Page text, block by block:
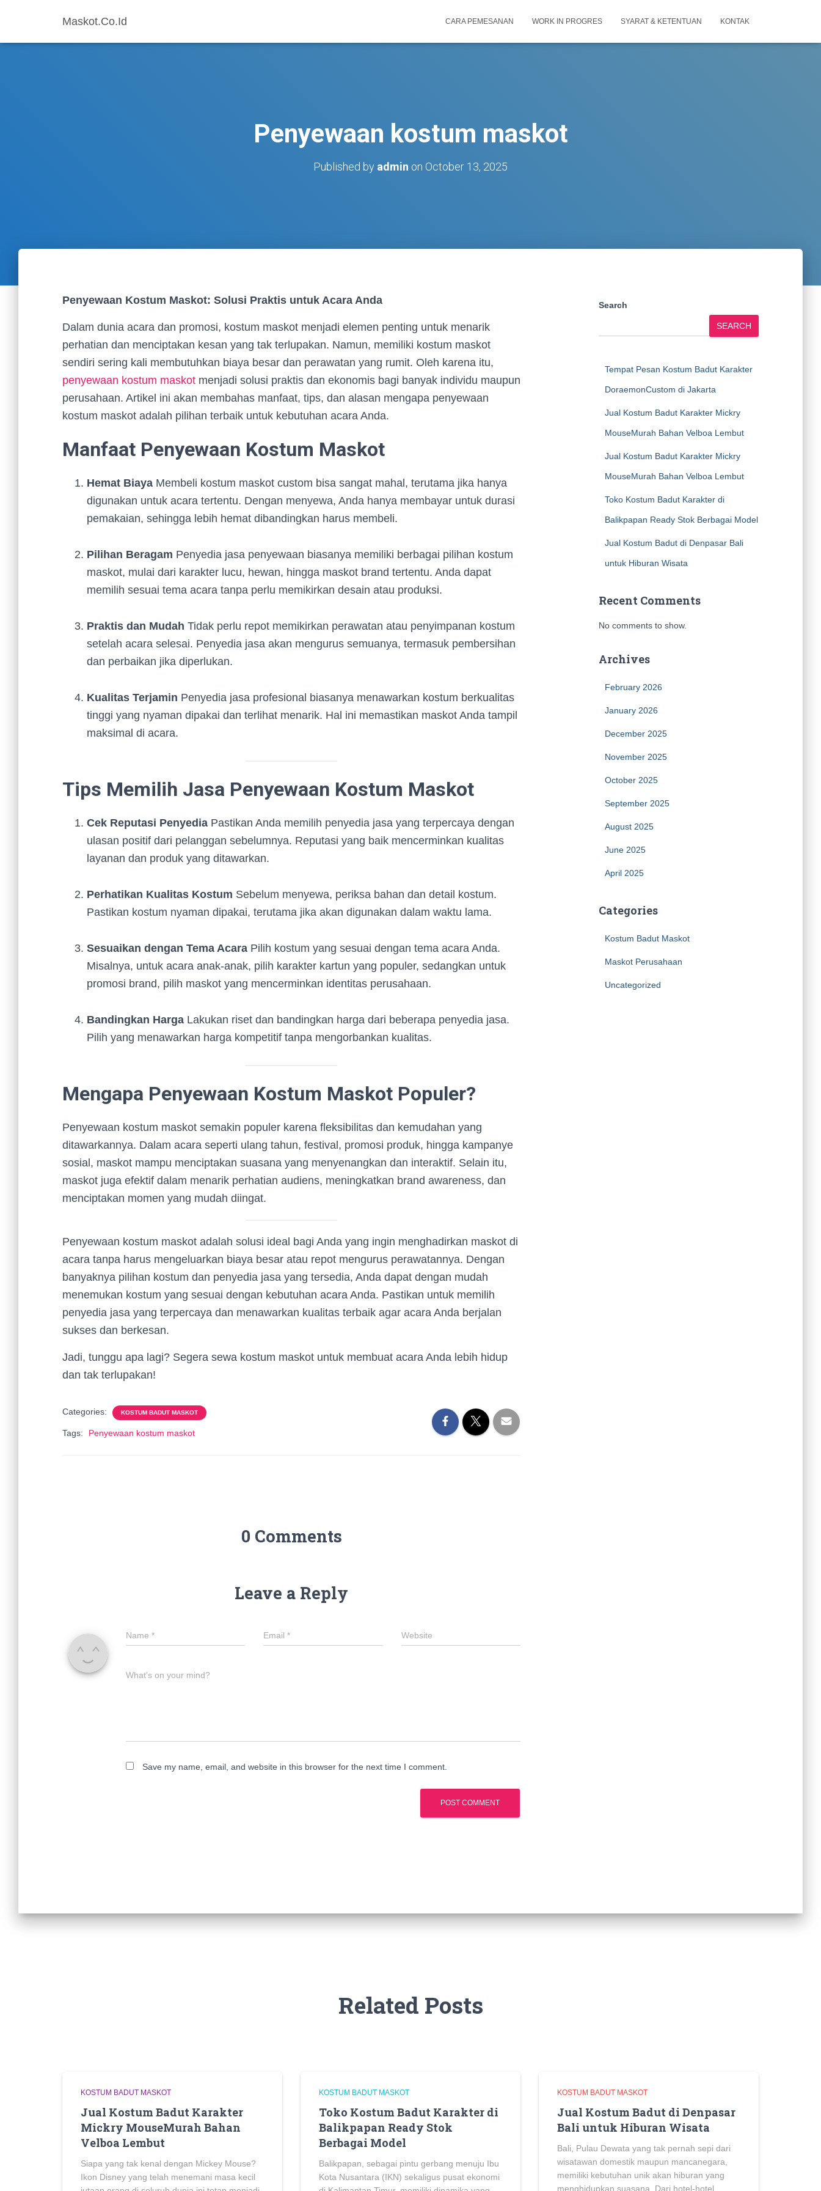
Maskot.Co.Id CARA PEMESANAN WORK IN PROGRES SYARAT & KETENTUAN KONTAK
Penyewaan kostum maskot
Published by admin on October 13, 2025
Penyewaan Kostum Maskot: Solusi Praktis untuk Acara Anda
Dalam dunia acara dan promosi, kostum maskot menjadi elemen penting untuk menarik
perhatian dan menciptakan kesan yang tak terlupakan. Namun, memiliki kostum maskot
sendiri sering kali membutuhkan biaya besar dan perawatan yang rumit. Oleh karena itu,
penyewaan kostum maskot menjadi solusi praktis dan ekonomis bagi banyak individu maupun
perusahaan. Artikel ini akan membahas manfaat, tips, dan alasan mengapa penyewaan
kostum maskot adalah pilihan terbaik untuk kebutuhan acara Anda.
Manfaat Penyewaan Kostum Maskot
Hemat Biaya Membeli kostum maskot custom bisa sangat mahal, terutama jika hanya
digunakan untuk acara tertentu. Dengan menyewa, Anda hanya membayar untuk durasi
pemakaian, sehingga lebih hemat dibandingkan harus membeli.
Pilihan Beragam Penyedia jasa penyewaan biasanya memiliki berbagai pilihan kostum
maskot, mulai dari karakter lucu, hewan, hingga maskot brand tertentu. Anda dapat
memilih sesuai tema acara tanpa perlu memikirkan desain atau produksi.
Praktis dan Mudah Tidak perlu repot memikirkan perawatan atau penyimpanan kostum
setelah acara selesai. Penyedia jasa akan mengurus semuanya, termasuk pembersihan
dan perbaikan jika diperlukan.
Kualitas Terjamin Penyedia jasa profesional biasanya menawarkan kostum berkualitas
tinggi yang nyaman dipakai dan terlihat menarik. Hal ini memastikan maskot Anda tampil
maksimal di acara.
Tips Memilih Jasa Penyewaan Kostum Maskot
Cek Reputasi Penyedia Pastikan Anda memilih penyedia jasa yang terpercaya dengan
ulasan positif dari pelanggan sebelumnya. Reputasi yang baik mencerminkan kualitas
layanan dan produk yang ditawarkan.
Perhatikan Kualitas Kostum Sebelum menyewa, periksa bahan dan detail kostum.
Pastikan kostum nyaman dipakai, terutama jika akan digunakan dalam waktu lama.
Sesuaikan dengan Tema Acara Pilih kostum yang sesuai dengan tema acara Anda.
Misalnya, untuk acara anak-anak, pilih karakter kartun yang populer, sedangkan untuk
promosi brand, pilih maskot yang mencerminkan identitas perusahaan.
Bandingkan Harga Lakukan riset dan bandingkan harga dari beberapa penyedia jasa.
Pilih yang menawarkan harga kompetitif tanpa mengorbankan kualitas.
Mengapa Penyewaan Kostum Maskot Populer?
Penyewaan kostum maskot semakin populer karena fleksibilitas dan kemudahan yang
ditawarkannya. Dalam acara seperti ulang tahun, festival, promosi produk, hingga kampanye
sosial, maskot mampu menciptakan suasana yang menyenangkan dan interaktif. Selain itu,
maskot juga efektif dalam menarik perhatian audiens, meningkatkan brand awareness, dan
menciptakan momen yang mudah diingat.
Penyewaan kostum maskot adalah solusi ideal bagi Anda yang ingin menghadirkan maskot di
acara tanpa harus mengeluarkan biaya besar atau repot mengurus perawatannya. Dengan
banyaknya pilihan kostum dan penyedia jasa yang tersedia, Anda dapat dengan mudah
menemukan kostum yang sesuai dengan kebutuhan acara Anda. Pastikan untuk memilih
penyedia jasa yang terpercaya dan menawarkan kualitas terbaik agar acara Anda berjalan
sukses dan berkesan.
Jadi, tunggu apa lagi? Segera sewa kostum maskot untuk membuat acara Anda lebih hidup
dan tak terlupakan!
Categories: KOSTUM BADUT MASKOT
Tags: Penyewaan kostum maskot
0 Comments
Leave a Reply
Name * Email* Website
What's on your mind?
Save my name, email, and website in this browser for the next time I comment.
Search
SEARCH
Tempat Pesan Kostum Badut Karakter
DoraemonCustom di Jakarta
Jual Kostum Badut Karakter Mickry
MouseMurah Bahan Velboa Lembut
Jual Kostum Badut Karakter Mickry
MouseMurah Bahan Velboa Lembut
Toko Kostum Badut Karakter di
Balikpapan Ready Stok Berbagai Model
Jual Kostum Badut di Denpasar Bali
untuk Hiburan Wisata
Recent Comments
No comments to show.
Archives
February 2026
January 2026
December 2025
November 2025
October 2025
September 2025
August 2025
June 2025
April 2025
Categories
Kostum Badut Maskot
Maskot Perusahaan
Uncategorized
Related Posts
KOSTUM BADUT MASKOT
Jual Kostum Badut Karakter
Mickry MouseMurah Bahan
Velboa Lembut
Siapa yang tak kenal dengan Mickey Mouse?
Ikon Disney yang telah menemani masa kecil
KOSTUM BADUT MASKOT
Toko Kostum Badut Karakter di
Balikpapan Ready Stok
Berbagai Model
Balikpapan, sebagai pintu gerbang menuju Ibu
Kota Nusantara (IKN) sekaligus pusat ekonomi
KOSTUM BADUT MASKOT
Jual Kostum Badut di Denpasar
Bali untuk Hiburan Wisata
Bali, Pulau Dewata yang tak pernah sepi dari
wisatawan domestik maupun mancanegara,
memiliki kebutuhan unik akan hiburan yang
menghidupkan suasana. Dari hotel-hotel